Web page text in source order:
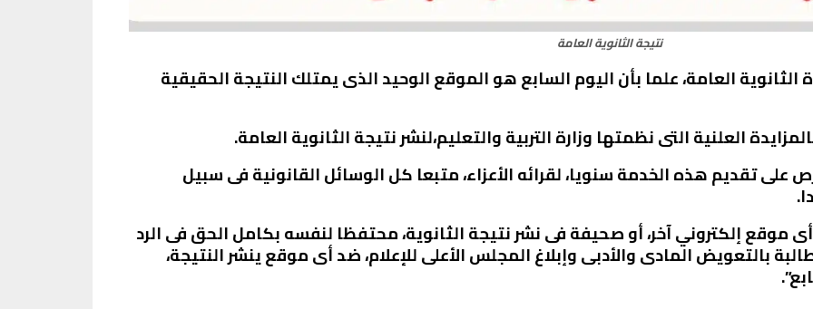
نتيجة الثانوية العامة
العامة، علما بأن اليوم السابع هو الموقع الوحيد الذى يمتلك النتيجة الحقيقية
العلنية التى نظمتها وزارة التربية والتعليم،لنشر نتيجة الثانوية العامة.
على تقديم هذه الخدمة سنويا، لقرائه الأعزاء، متبعا كل الوسائل القانونية فى سبيل
موقع إلكتروني آخر، أو صحيفة فى نشر نتيجة الثانوية، محتفظا لنفسه بكامل الحق فى الرد
بالتعويض المادى والأدبى وإبلاغ المجلس الأعلى للإعلام، ضد أى موقع ينشر النتيجة،